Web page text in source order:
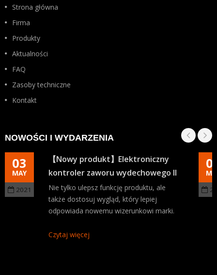
Strona główna
Firma
Produkty
Aktualności
FAQ
Zasoby techniczne
Kontakt
NOWOŚCI I WYDARZENIA
03
MAY
2021
【Nowy produkt】Elektroniczny
kontroler zaworu wydechowego II
Nie tylko ulepsz funkcję produktu, ale
także dostosuj wygląd, który lepiej
odpowiada nowemu wizerunkowi marki.
Czytaj więcej